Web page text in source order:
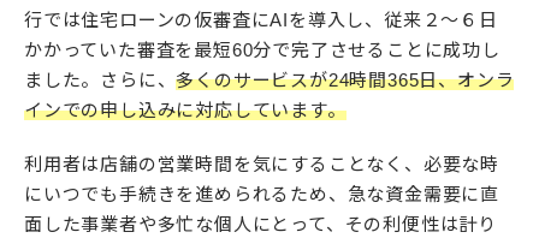
行では住宅ローンの仮審査にAIを導入し、従来２〜６日
かかっていた審査を最短60分で完了させることに成功し
ました。さらに、多くのサービスが24時間365日、オンラ
インでの申し込みに対応しています。
利用者は店舗の営業時間を気にすることなく、必要な時
にいつでも手続きを進められるため、急な資金需要に直
面した事業者や多忙な個人にとって、その利便性は計り